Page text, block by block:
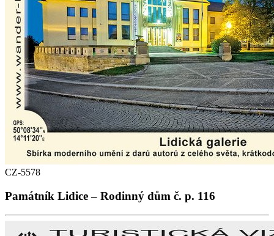
CZ-5578
Památník Lidice – Rodinný dům č. p. 116